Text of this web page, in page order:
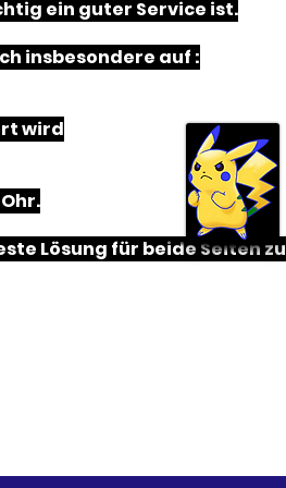
ein guter Service ist.
insbesondere auf :
wird
Lösung für beide Seiten zu